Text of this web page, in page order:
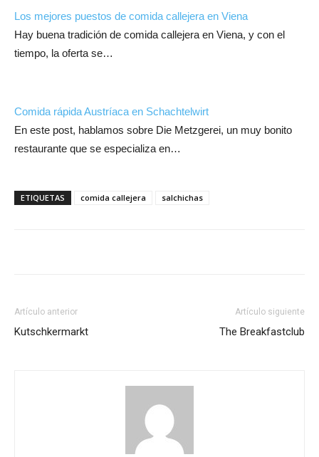
Los mejores puestos de comida callejera en Viena
Hay buena tradición de comida callejera en Viena, y con el
tiempo, la oferta se…
Comida rápida Austríaca en Schachtelwirt
En este post, hablamos sobre Die Metzgerei, un muy bonito
restaurante que se especializa en…
ETIQUETAS comida callejera salchichas
Artículo anterior
Kutschkermarkt
Artículo siguiente
The Breakfastclub